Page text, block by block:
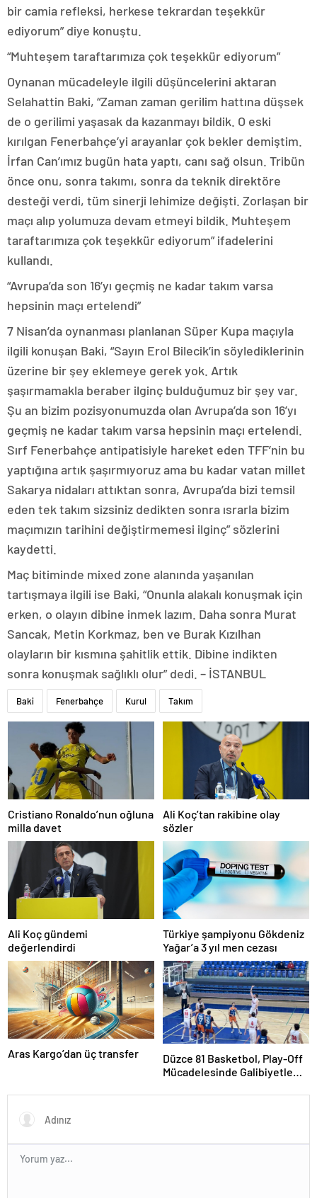
bir camia refleksi, herkese tekrardan teşekkür
ediyorum” diye konuştu.
“Muhteşem taraftarımıza çok teşekkür ediyorum”
Oynanan mücadeleyle ilgili düşüncelerini aktaran
Selahattin Baki, “Zaman zaman gerilim hattına düşsek
de o gerilimi yaşasak da kazanmayı bildik. O eski
kırılgan Fenerbahçe’yi arayanlar çok bekler demiştim.
İrfan Can’ımız bugün hata yaptı, canı sağ olsun. Tribün
önce onu, sonra takımı, sonra da teknik direktöre
desteği verdi, tüm sinerji lehimize değişti. Zorlaşan bir
maçı alıp yolumuza devam etmeyi bildik. Muhteşem
taraftarımıza çok teşekkür ediyorum” ifadelerini
kullandı.
“Avrupa’da son 16’yı geçmiş ne kadar takım varsa
hepsinin maçı ertelendi”
7 Nisan’da oynanması planlanan Süper Kupa maçıyla
ilgili konuşan Baki, “Sayın Erol Bilecik’in söylediklerinin
üzerine bir şey eklemeye gerek yok. Artık
şaşırmamakla beraber ilginç bulduğumuz bir şey var.
Şu an bizim pozisyonumuzda olan Avrupa’da son 16’yı
geçmiş ne kadar takım varsa hepsinin maçı ertelendi.
Sırf Fenerbahçe antipatisiyle hareket eden TFF’nin bu
yaptığına artık şaşırmıyoruz ama bu kadar vatan millet
Sakarya nidaları attıktan sonra, Avrupa’da bizi temsil
eden tek takım sizsiniz dedikten sonra ısrarla bizim
maçımızın tarihini değiştirmemesi ilginç” sözlerini
kaydetti.
Maç bitiminde mixed zone alanında yaşanılan
tartışmaya ilgili ise Baki, “Onunla alakalı konuşmak için
erken, o olayın dibine inmek lazım. Daha sonra Murat
Sancak, Metin Korkmaz, ben ve Burak Kızılhan
olayların bir kısmına şahitlik ettik. Dibine indikten
sonra konuşmak sağlıklı olur” dedi. – İSTANBUL
Baki Fenerbahçe Kurul Takım
Cristiano Ronaldo’nun oğluna
milla davet
Ali Koç’tan rakibine olay
sözler
Ali Koç gündemi
değerlendirdi
Türkiye şampiyonu Gökdeniz
Yağar’a 3 yıl men cezası
Aras Kargo’dan üç transfer
Düzce 81 Basketbol, Play-Off
Mücadelesinde Galibiyetle